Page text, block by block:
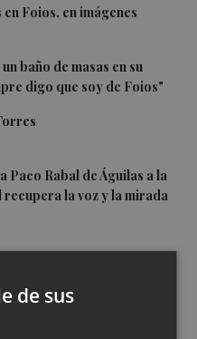
Foios, en imágenes
baño de masas en su
digo que soy de Foios"
Paco Rabal de Águilas a la
recupera la voz y la mirada
de sus